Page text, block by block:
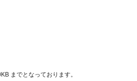
までとなっております。